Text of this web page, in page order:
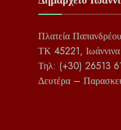
Πλατεία
ΤΚ 45221, Ιωάννινα
Τηλ: (+30) 26513
Δευτέρα –